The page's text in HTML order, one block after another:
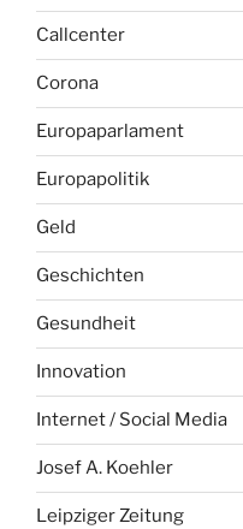
Callcenter
Corona
Europaparlament
Europapolitik
Geld
Geschichten
Gesundheit
Innovation
Internet / Social Media
Josef A. Koehler
Leipziger Zeitung